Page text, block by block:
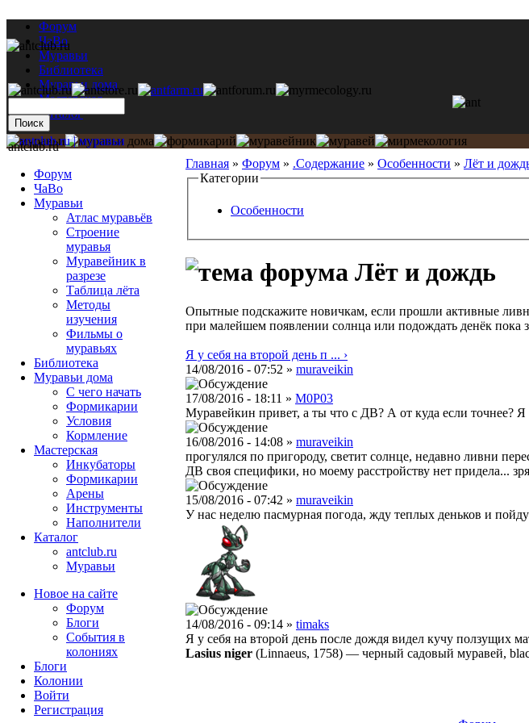
Форум
ЧаВо
Муравьи
Библиотека
Муравьи дома
Мастерская
Каталог
Главная » Форум » .Содержание » Особенности » Лёт и
Категории
Особенности
Лёт и дождь
Опытные подскажите новичкам, если прошли активные
при малейшем появлении солнца или подождать денёк пока
Я у себя на второй день п ... ›
14/08/2016 - 07:52 » muraveikin
17/08/2016 - 18:11 » M0P03
Муравейкин привет, а ты что с ДВ? А от куда если точнее? Я
16/08/2016 - 14:08 » muraveikin
прогулялся по пригороду, светит солнце, недавно ливни
ДВ своя специфики, но моему расстройству нет придела...
15/08/2016 - 07:42 » muraveikin
У нас неделю пасмурная погода, жду теплых деньков и
14/08/2016 - 09:14 » timaks
Я у себя на второй день после дождя видел кучу ползущих
Lasius niger (Linnaeus, 1758) — черный садовый муравей,
antclub.ru
Форум
ЧаВо
Муравьи
Атлас муравьёв
Строение
муравья
Муравейник в
разрезе
Таблица лёта
Методы
изучения
Фильмы о
муравьях
Библиотека
Муравьи дома
С чего начать
Формикарии
Условия
Кормление
Мастерская
Инкубаторы
Формикарии
Арены
Инструменты
Наполнители
Каталог
antclub.ru
Муравьи
Новое на сайте
Форум
Блоги
События в
колониях
Блоги
Колонии
Войти
Peгиcтpaция